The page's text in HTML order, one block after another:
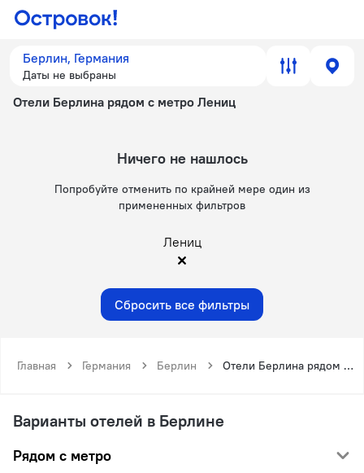
Берлин, Германия
Даты не выбраны
Отели Берлина рядом с метро Лениц
Ничего не нашлось
Попробуйте отменить по крайней мере один из
примененных фильтров
Лениц
Сбросить все фильтры
Главная Германия Берлин Отели Берлина рядом с метро Лениц
Варианты отелей в Берлине
Рядом с метро